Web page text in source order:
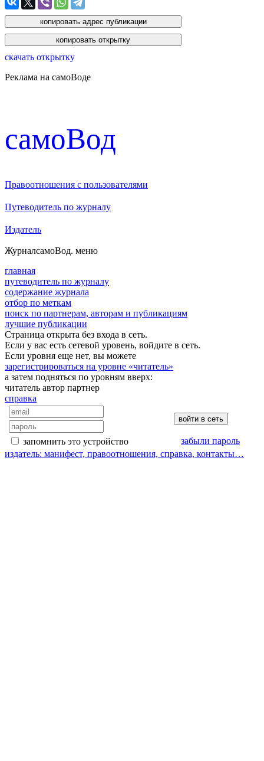
скачать открытку
Реклама на самоВоде
cамоВод
Правоотношения с пользователями
Путеводитель по журналу
Издатель
ЖурналсамоВод. меню
главная
путеводитель по журналу
содержание журнала
отбор по меткам
поиск по партнерам, авторам и публикациям
лучшие публикации
Страница открыта без входа в сеть.
Если у вас есть сетевой уровень, войдите в сеть.
Если уровня еще нет, вы можете
зарегистрироваться на уровне «читатель»
а затем подняться по уровням вверх:
читатель автор партнер
справка
запомнить это устройство
забыли пароль
издатель: манифест, правоотношения, справка, контакты…